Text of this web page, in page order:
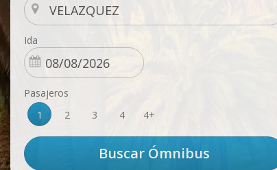
Ida
Pasajeros
1
2 3 4 4+